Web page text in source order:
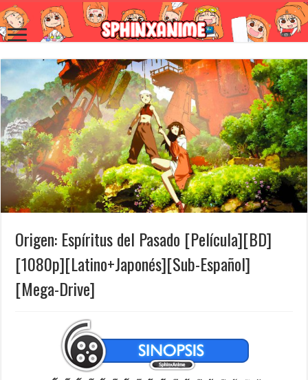
Origen: Espíritus del Pasado [Película][BD]
[1080p][Latino+Japonés][Sub-Español]
[Mega-Drive]